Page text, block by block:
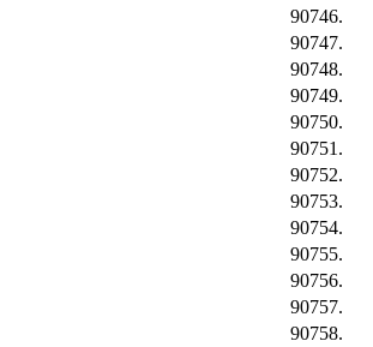
90746.
90747.
90748.
90749.
90750.
90751.
90752.
90753.
90754.
90755.
90756.
90757.
90758.